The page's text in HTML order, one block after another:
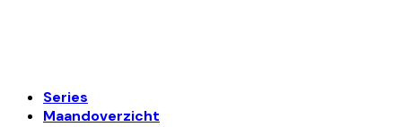
Series
Maandoverzicht